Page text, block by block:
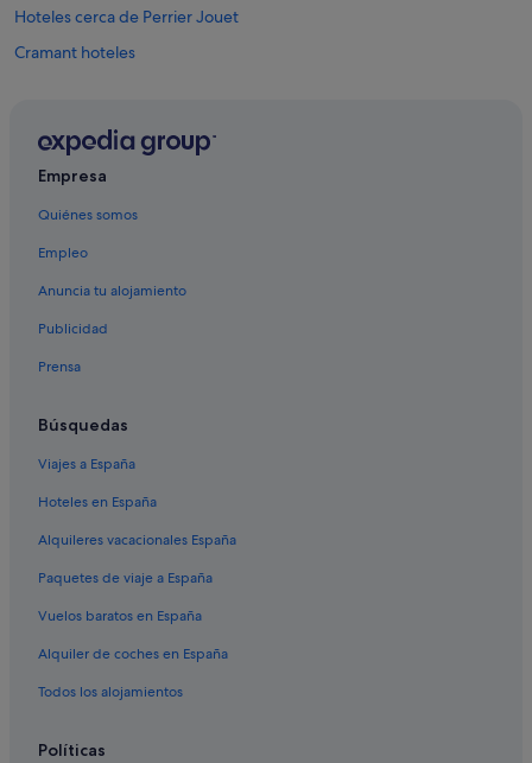
Hoteles cerca de Perrier Jouet
Cramant hoteles
Matougues hoteles
Relais & Chateaux hoteles en Épernay
Oyes hoteles
Cuis hoteles
Vertus hoteles
Sézanne hoteles
Alojamientos agroturísticos en Champagne-Ardenne
Hoteles cerca de Champagne Château de Boursault
Hoteles cerca de Châlons-Vatry
Ay hoteles
Castillos en Champagne-Ardenne
Hoteles cerca de Champagne Georges Cartier
Empresa
Quiénes somos
Empleo
Anuncia tu alojamiento
Publicidad
Prensa
Búsquedas
Viajes a España
Hoteles en España
Alquileres vacacionales España
Paquetes de viaje a España
Vuelos baratos en España
Alquiler de coches en España
Todos los alojamientos
Políticas